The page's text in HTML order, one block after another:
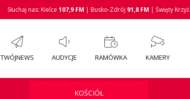
Słuchaj nas: Kielce 107,9 FM | Busko-Zdrój 91,8 FM | Święty Krzyż
TWÓJNEWS AUDYCJE RAMÓWKA KAMERY
KOŚCIÓŁ